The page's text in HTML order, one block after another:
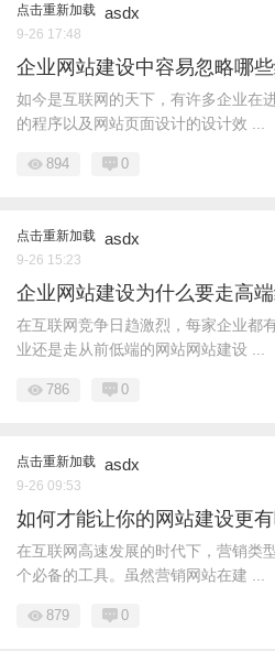
点击重新加载 asdx
9-26 17:48
企业网站建设中容易忽略哪
如今是互联网的天下，有许多企业在
的程序以及网站页面设计的设计效 ...
894 0
点击重新加载 asdx
9-26 15:23
企业网站建设为什么要走高
在互联网竞争日趋激烈，每家企业都
业还是走从前低端的网站网站建设 ...
786 0
点击重新加载 asdx
9-26 09:53
如何才能让你的网站建设更有
在互联网高速发展的时代下，营销类
个必备的工具。虽然营销网站在建 ...
879 0